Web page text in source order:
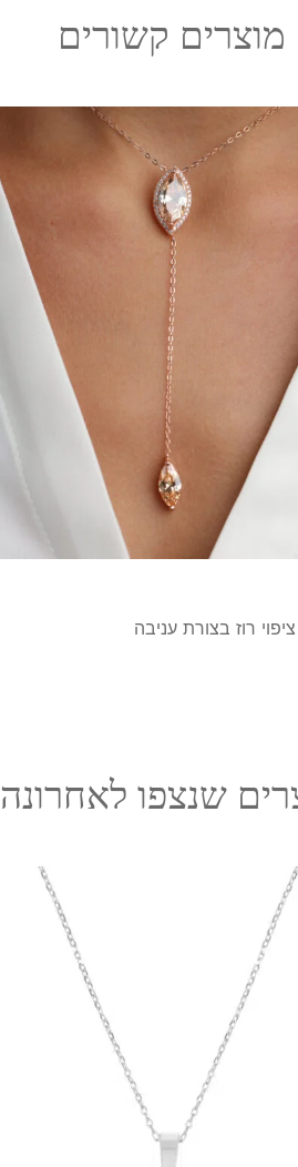
מוצרים קשורים
רוז בצורת עניבה
שנצפו לאחרונה